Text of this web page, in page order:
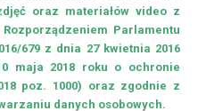
oraz materiałów video z
Parlamentu
679 z dnia 27 kwietnia 2016
maja 2018 roku o ochronie
poz. 1000) oraz zgodnie z
danych osobowych.